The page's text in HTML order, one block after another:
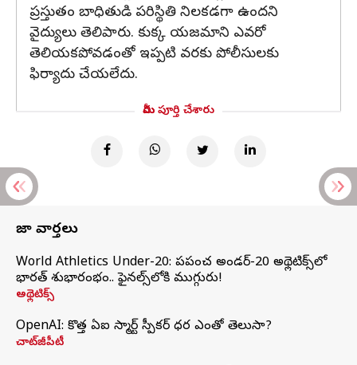
ప్రస్తుతం బాధితుడి పరిస్థితి నిలకడగా ఉందని
వైద్యులు తెలిపారు. కుక్క యజమాని ఎవరో
తెలియకపోవడంతో ఇప్పటి వరకు పోలీసులకు
ఫిర్యాదు చేయలేదు.
మీరు పూర్తి చేశారు
తాజా వార్తలు
World Athletics Under-20: ప్రపంచ అండర్-20 అథ్లెటిక్స్‌లో
భారత్‌ శుభారంభం.. ఫైనల్స్‌లోకి ముగ్గురు!
అథ్లెటిక్స్
OpenAI: కొత్త ఏఐ స్మార్ట్ స్పీకర్ ధర ఎంతో తెలుసా?
చాట్‌జీపీటీ